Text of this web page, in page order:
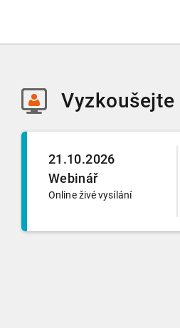
Vyzkoušejte
21.10.2026
Webinář
Online živé vysílání